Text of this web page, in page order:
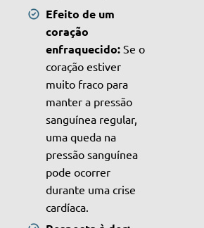
Efeito de um
coração
enfraquecido: Se o
coração estiver
muito fraco para
manter a pressão
sanguínea regular,
uma queda na
pressão sanguínea
pode ocorrer
durante uma crise
cardíaca.